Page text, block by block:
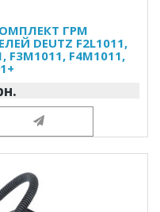
ГРМ
DEUTZ F2L1011,
F3M1011, F4M1011,